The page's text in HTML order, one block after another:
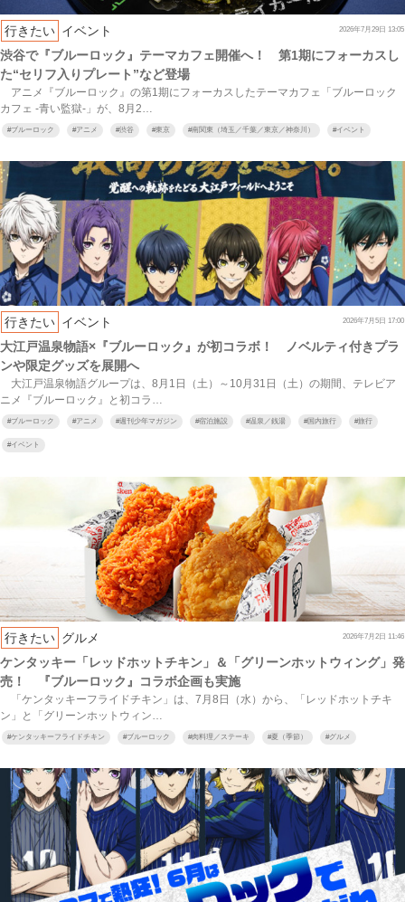
行きたい イベント 2026年7月29日 13:05
渋谷で『ブルーロック』テーマカフェ開催へ！ 第1期にフォーカスし
た“セリフ入りプレート”など登場
アニメ『ブルーロック』の第1期にフォーカスしたテーマカフェ「ブルーロック
カフェ ‐青い監獄‐」が、8月2…
#ブルーロック #アニメ #渋谷 #東京 #南関東（埼玉／千葉／東京／神奈川） #イベント
行きたい イベント 2026年7月5日 17:00
大江戸温泉物語×『ブルーロック』が初コラボ！ ノベルティ付きプラ
ンや限定グッズを展開へ
大江戸温泉物語グループは、8月1日（土）～10月31日（土）の期間、テレビア
ニメ『ブルーロック』と初コラ…
#ブルーロック #アニメ #週刊少年マガジン #宿泊施設 #温泉／銭湯 #国内旅行 #旅行
#イベント
行きたい グルメ 2026年7月2日 11:46
ケンタッキー「レッドホットチキン」＆「グリーンホットウィング」発
売！ 『ブルーロック』コラボ企画も実施
「ケンタッキーフライドチキン」は、7月8日（水）から、「レッドホットチキ
ン」と「グリーンホットウィン…
#ケンタッキーフライドチキン #ブルーロック #肉料理／ステーキ #夏（季節） #グルメ